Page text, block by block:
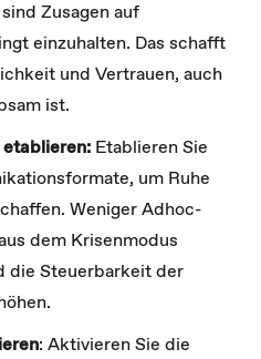
Zusagen auf
einzuhalten. Das schafft
und Vertrauen, auch
ist.
Etablieren Sie
um Ruhe
Weniger Adhoc-
dem Krisenmodus
die Steuerbarkeit der
: Aktivieren Sie die